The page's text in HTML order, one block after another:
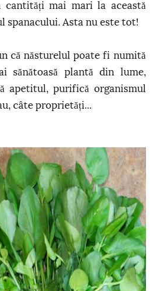
cantități mai mari la această
spanacului. Asta nu este tot!
că năsturelul poate fi numită
sănătoasă plantă din lume,
apetitul, purifică organismul
câte proprietăți...